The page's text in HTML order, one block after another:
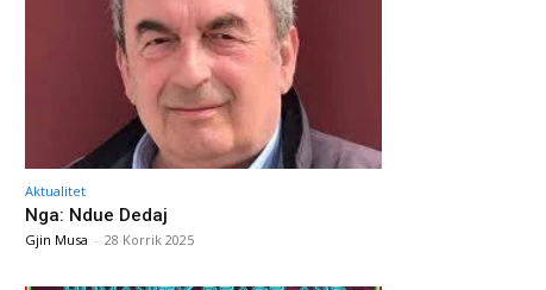
Aktualitet
Nga: Ndue Dedaj
Gjin Musa - 28 Korrik 2025